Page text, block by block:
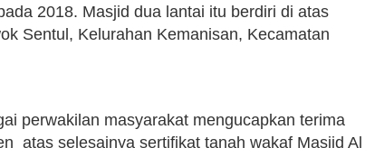
2018. Masjid dua lantai itu berdiri di atas
Sentul, Kelurahan Kemanisan, Kecamatan
perwakilan masyarakat mengucapkan terima
atas selesainya sertifikat tanah wakaf Masjid Al